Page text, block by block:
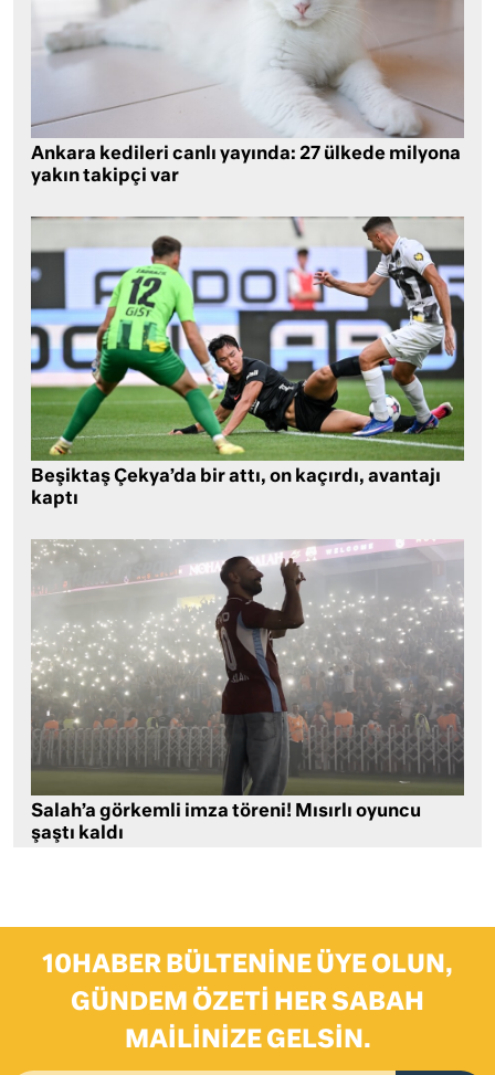
Ankara kedileri canlı yayında: 27 ülkede milyona
yakın takipçi var
Beşiktaş Çekya’da bir attı, on kaçırdı, avantajı
kaptı
Salah’a görkemli imza töreni! Mısırlı oyuncu
şaştı kaldı
10HABER BÜLTENINE ÜYE OLUN,
GÜNDEM ÖZETI HER SABAH
MAILINIZE GELSIN.